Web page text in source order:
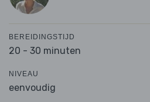
BEREIDINGSTIJD
20 - 30 minuten
NIVEAU
eenvoudig